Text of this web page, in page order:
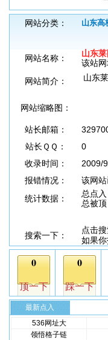
网站分类： 山东高
网站名称：
山东
该站网
网站简介：
山东
网站缩略图：
站长邮箱：
站长ＱＱ：
0
收录时间：
2009/
报错情况：
该网
统计数据：
总点入
总被顶
搜索一下：
点击
如果你
最新点入
536网址大
领悟格子链